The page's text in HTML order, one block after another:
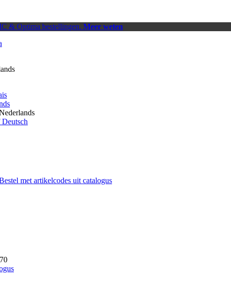
& Optima bestellingen. Meer weten
met artikelcodes uit catalogus